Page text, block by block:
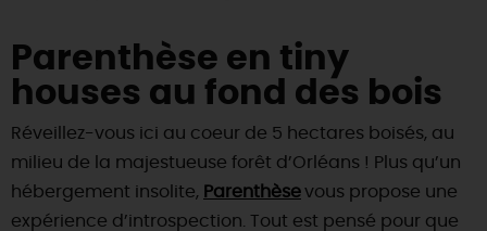
Parenthèse en tiny
houses au fond des bois
Réveillez-vous ici au coeur de 5 hectares boisés, au
milieu de la majestueuse forêt d’Orléans ! Plus qu’un
hébergement insolite, Parenthèsevous propose une
expérience d’introspection. Tout est pensé pour que